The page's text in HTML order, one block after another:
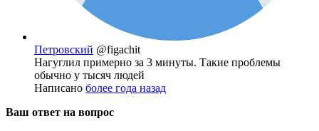
Петровский @figachit
Нагуглил примерно за 3 минуты. Такие проблемы
обычно у тысяч людей
Написано более года назад
Ваш ответ на вопрос